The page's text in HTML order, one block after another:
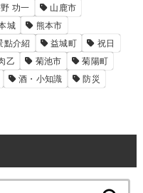
功一
山鹿市
城
熊本市
點介紹 益城町
祝日
乙 菊池市
菊陽町
酒・小知識
防災